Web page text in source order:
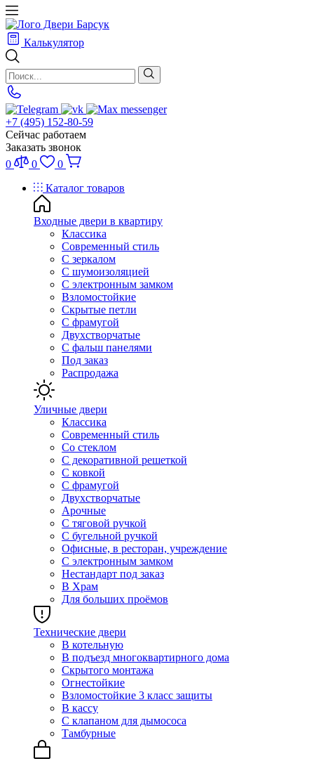
Калькулятор
+7 (495) 152-80-59
Сейчас работаем
Заказать звонок
0
0
0
Каталог товаров
Входные двери в квартиру
Классика
Современный стиль
С зеркалом
С шумоизоляцией
С электронным замком
Взломостойкие
Скрытые петли
С фрамугой
Двухстворчатые
С фальш панелями
Под заказ
Распродажа
Уличные двери
Классика
Современный стиль
Со стеклом
С декоративной решеткой
С ковкой
С фрамугой
Двухстворчатые
Арочные
С тяговой ручкой
С бугельной ручкой
Офисные, в ресторан, учреждение
С электронным замком
Нестандарт под заказ
В Храм
Для больших проёмов
Технические двери
В котельную
В подъезд многоквартирного дома
Скрытого монтажа
Огнестойкие
Взломостойкие 3 класс защиты
В кассу
С клапаном для дымососа
Тамбурные